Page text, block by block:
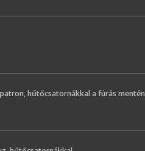
patron, hűtőcsatornákkal a fúrás mentén